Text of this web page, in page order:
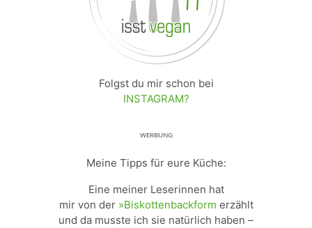
Folgst du mir schon bei
INSTAGRAM?
ᵂᴱᴿᴮᵁᴺᴳ
Meine Tipps für eure Küche:
Eine meiner Leserinnen hat
mir von der »Biskottenbackform erzählt
und da musste ich sie natürlich haben –